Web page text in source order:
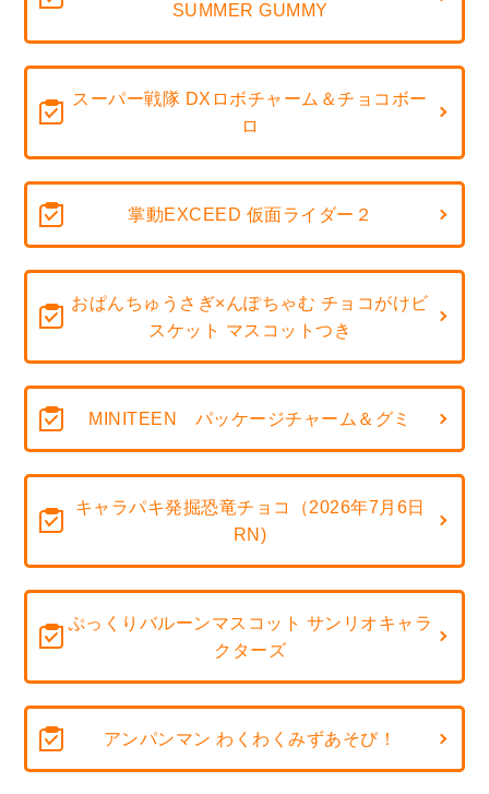
SUMMER GUMMY
スーパー戦隊 DXロボチャーム＆チョコボー
ロ
掌動EXCEED 仮面ライダー２
おぱんちゅうさぎ×んぽちゃむ チョコがけビ
スケット マスコットつき
MINITEEN パッケージチャーム＆グミ
キャラパキ発掘恐竜チョコ（2026年7月6日
RN)
ぷっくりバルーンマスコット サンリオキャラ
クターズ
アンパンマン わくわくみずあそび！